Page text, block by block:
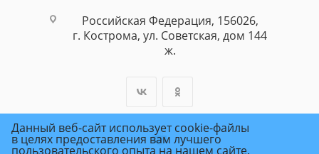
Российская Федерация, 156026,
г. Кострома, ул. Советская, дом 144
ж.
Данный веб-сайт использует cookie-файлы
в целях предоставления вам лучшего
пользовательского опыта на нашем сайте.